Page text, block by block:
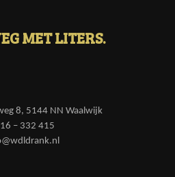
MET LITERS.
8, 5144 NN Waalwijk
– 332 415